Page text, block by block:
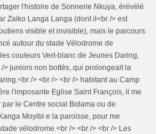
l'histoire de Sonnerie Nkuya, érévélé
Zaiko Langa Langa (dont il<br /> est
visible et invisible), mais le parcours
autour du stade Vélodrome de
couleurs Vert-blanc de Jeunes Daring,
> juniors non bottés, qui prolongeait la
/> <br /> <br /> habitant au Camp
l'imposante Eglise Saint François, il me
par le Centre social Bidama ou de
Moyibi e la paroisse, pour me
vélodrome.<br /> <br /> <br /> Les